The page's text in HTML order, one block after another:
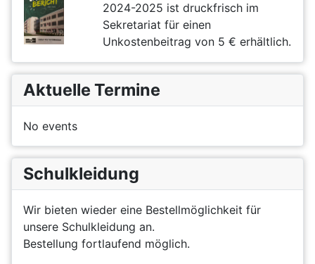
2024-2025 ist druckfrisch im
Sekretariat für einen
Unkostenbeitrag von 5 € erhältlich.
Aktuelle Termine
No events
Schulkleidung
Wir bieten wieder eine Bestellmöglichkeit für
unsere Schulkleidung an.
Bestellung fortlaufend möglich.